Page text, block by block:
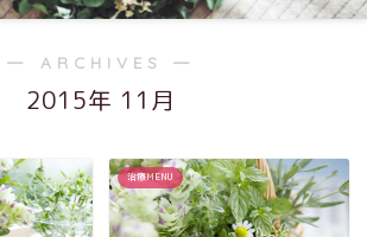
― ARCHIVES ―
2015年 11月
治療MENU